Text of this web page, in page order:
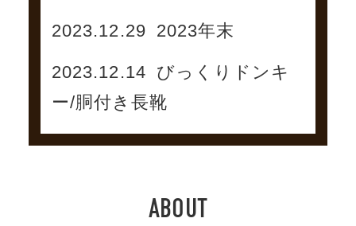
2023.12.29 2023年末
2023.12.14 びっくりドンキ
ー/胴付き長靴
ABOUT